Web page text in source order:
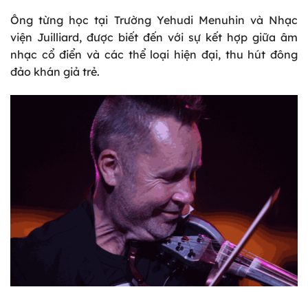
Ông từng học tại Trường Yehudi Menuhin và Nhạc
viện Juilliard, được biết đến với sự kết hợp giữa âm
nhạc cổ điển và các thể loại hiện đại, thu hút đông
đảo khán giả trẻ.